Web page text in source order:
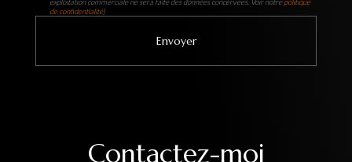
de confidentialité)
Contactez-moi